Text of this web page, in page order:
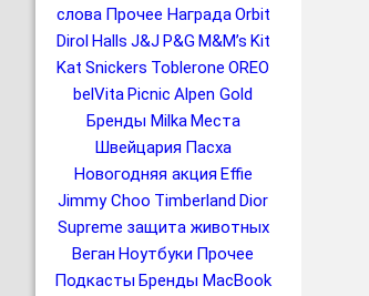
слова Прочее НаградаOrbit
Dirol Halls J&J P&G M&M’s Kit
Kat Snickers Toblerone OREO
belVita Picnic Alpen Gold
Бренды Milka Места
Швейцария Пасха
Новогодняя акция Effie
Jimmy Choo Timberland Dior
Supreme защита животных
Веган Ноутбуки Прочее
Подкасты Бренды MacBook